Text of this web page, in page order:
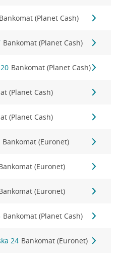
Bankomat (Planet Cash)
Bankomat (Planet Cash)
Bankomat (Planet Cash)
(Planet Cash)
(Planet Cash)
Bankomat (Euronet)
(Euronet)
(Euronet)
Bankomat (Planet Cash)
24 Bankomat (Euronet)